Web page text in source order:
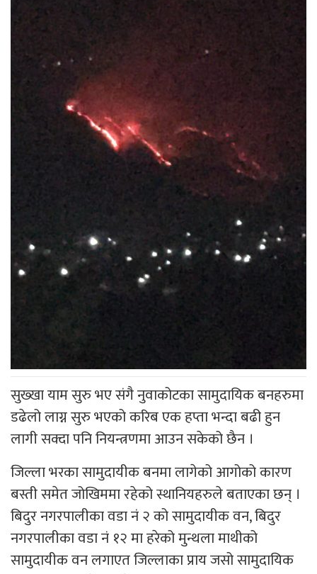
सुख्खा याम सुरु भए संगै नुवाकोटका सामुदायिक बनहरुमा
डढेलो लाग्न सुरु भएको करिब एक हप्ता भन्दा बढी हुन
लागी सक्दा पनि नियन्त्रणमा आउन सकेको छैन ।
जिल्ला भरका सामुदायीक बनमा लागेको आगोको कारण
बस्ती समेत जोखिममा रहेको स्थानियहरुले बताएका छन् ।
बिदुर नगरपालीका वडा नं २ को सामुदायीक वन, बिदुर
नगरपालीका वडा नं १२ मा हरेको मुन्थला माथीको
सामुदायीक वन लगाएत जिल्लाका प्राय जसो सामुदायिक